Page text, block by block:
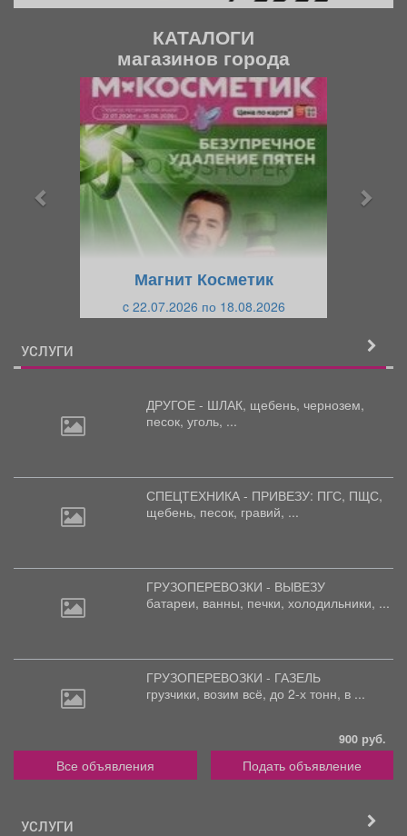
КАТАЛОГИ
магазинов города
Магнит Косметик
c 22.07.2026 по 18.08.2026
УСЛУГИ
ДРУГОЕ - ШЛАК, щебень, чернозем,
песок, уголь, ...
СПЕЦТЕХНИКА - ПРИВЕЗУ: ПГС, ПЩС,
щебень, песок, гравий, ...
ГРУЗОПЕРЕВОЗКИ - ВЫВЕЗУ
батареи, ванны, печки, холодильники, ...
ГРУЗОПЕРЕВОЗКИ - ГАЗЕЛЬ
грузчики, возим всё, до 2-х тонн, в ...
900 руб.
Все объявления Подать объявление
УСЛУГИ